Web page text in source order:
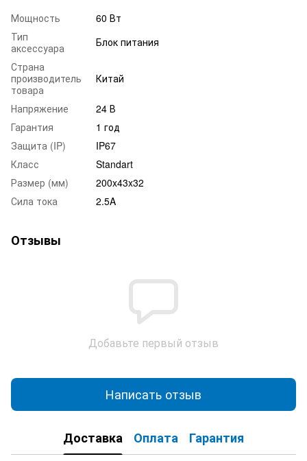
Мощность
60 Вт
Тип
аксессуара
Блок питания
Страна
производитель
товара
Китай
Напряжение
24 В
Гарантия
1 год
Защита (IP)
IP67
Класс
Standart
Размер (мм)
200x43x32
Сила тока
2.5A
Отзывы
Добавьте первый отзыв
Написать отзыв
Доставка Оплата Гарантия